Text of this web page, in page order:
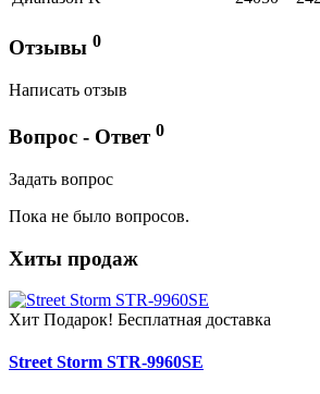
Отзывы 0
Написать отзыв
Вопрос - Ответ 0
Задать вопрос
Пока не было вопросов.
Хиты продаж
Хит Подарок! Бесплатная доставка
Street Storm STR-9960SE